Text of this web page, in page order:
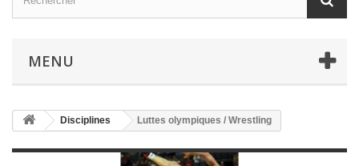
MENU
Disciplines Luttes olympiques / Wrestling